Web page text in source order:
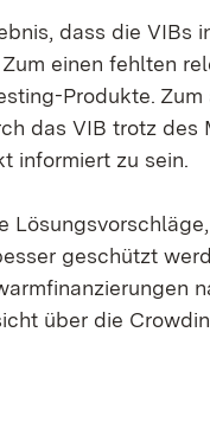
dass die VIBs
einen fehlten
Produkte.
das VIB trotz des
informiert zu sein.
geschützt
über die